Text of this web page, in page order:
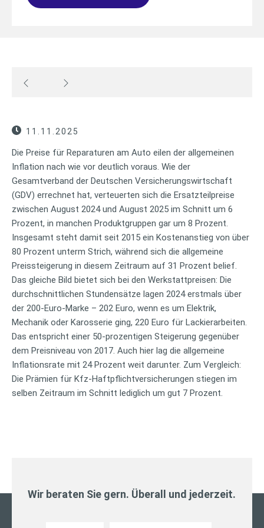
11.11.2025
Die Preise für Reparaturen am Auto eilen der allgemeinen
Inflation nach wie vor deutlich voraus. Wie der
Gesamtverband der Deutschen Versicherungswirtschaft
(GDV) errechnet hat, verteuerten sich die Ersatzteilpreise
zwischen August 2024 und August 2025 im Schnitt um 6
Prozent, in manchen Produktgruppen gar um 8 Prozent.
Insgesamt steht damit seit 2015 ein Kostenanstieg von über
80 Prozent unterm Strich, während sich die allgemeine
Preissteigerung in diesem Zeitraum auf 31 Prozent belief.
Das gleiche Bild bietet sich bei den Werkstattpreisen: Die
durchschnittlichen Stundensätze lagen 2024 erstmals über
der 200-Euro-Marke – 202 Euro, wenn es um Elektrik,
Mechanik oder Karosserie ging, 220 Euro für Lackierarbeiten.
Das entspricht einer 50-prozentigen Steigerung gegenüber
dem Preisniveau von 2017. Auch hier lag die allgemeine
Inflationsrate mit 24 Prozent weit darunter. Zum Vergleich:
Die Prämien für Kfz-Haftpflichtversicherungen stiegen im
selben Zeitraum im Schnitt lediglich um gut 7 Prozent.
Wir beraten Sie gern. Überall und jederzeit.